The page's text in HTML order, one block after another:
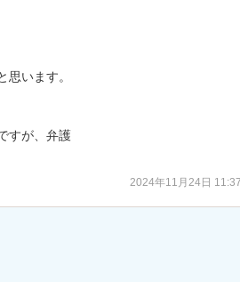
います。
すが、弁護
2024年11月24日 11:37